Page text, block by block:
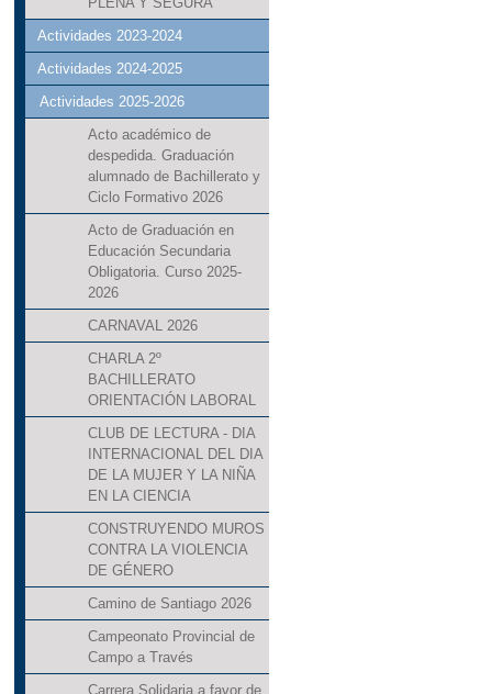
Actividades 2023-2024
Actividades 2024-2025
Actividades 2025-2026
Acto académico de
despedida. Graduación
alumnado de Bachillerato y
Ciclo Formativo 2026
Acto de Graduación en
Educación Secundaria
Obligatoria. Curso 2025-
2026
CARNAVAL 2026
CHARLA 2º
BACHILLERATO
ORIENTACIÓN LABORAL
CLUB DE LECTURA - DIA
INTERNACIONAL DEL DIA
DE LA MUJER Y LA NIÑA
EN LA CIENCIA
CONSTRUYENDO MUROS
CONTRA LA VIOLENCIA
DE GÉNERO
Camino de Santiago 2026
Campeonato Provincial de
Campo a Través
Carrera Solidaria a favor de